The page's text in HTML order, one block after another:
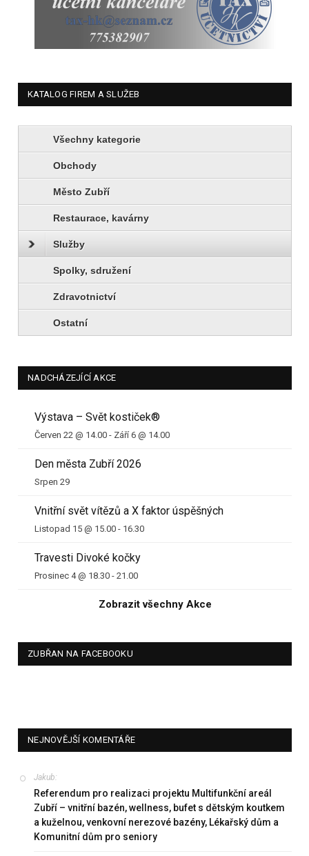
KATALOG FIREM A SLUŽEB
Všechny kategorie
Obchody
Město Zubří
Restaurace, kavárny
Služby
Spolky, sdružení
Zdravotnictví
Ostatní
NADCHÁZEJÍCÍ AKCE
Výstava – Svět kostiček®
Červen 22 @ 14.00 - Září 6 @ 14.00
Den města Zubří 2026
Srpen 29
Vnitřní svět vítězů a X faktor úspěšných
Listopad 15 @ 15.00 - 16.30
Travesti Divoké kočky
Prosinec 4 @ 18.30 - 21.00
Zobrazit všechny Akce
ZUBŘAN NA FACEBOOKU
NEJNOVĚJŠÍ KOMENTÁŘE
Jakub:
Referendum pro realizaci projektu Multifunkční areál
Zubří – vnitřní bazén, wellness, bufet s dětským koutkem
a kuželnou, venkovní nerezové bazény, Lékařský dům a
Komunitní dům pro seniory